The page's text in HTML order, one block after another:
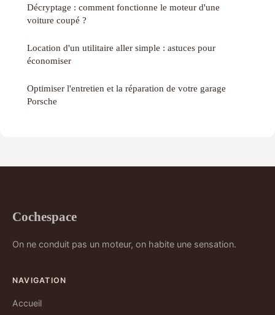
Décryptage : comment fonctionne le moteur d'une
voiture coupé ?
Location d'un utilitaire aller simple : astuces pour
économiser
Optimiser l'entretien et la réparation de votre garage
Porsche
Cochespace
On ne conduit pas un moteur, on habite une sensation.
NAVIGATION
Accueil